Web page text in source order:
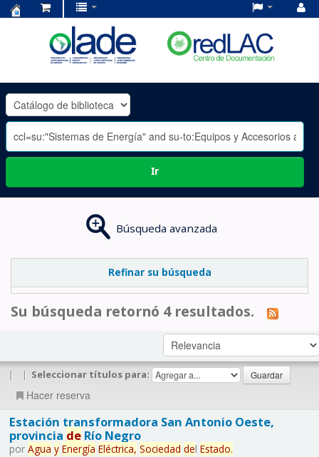
OLADE
-
Ir
Búsqueda avanzada
Refinar su búsqueda
Su búsqueda retornó 4 resultados.
| | Seleccionar títulos para:
Hacer reserva
Estación transformadora San Antonio Oeste,
provincia deRío Negro
por Agua y Energía Eléctrica, Sociedad del Estado.